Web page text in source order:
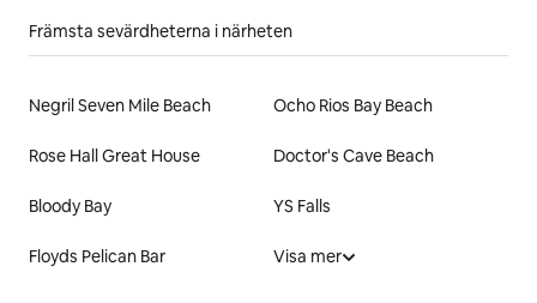
Främsta sevärdheterna i närheten
Negril Seven Mile Beach Ocho Rios Bay Beach
Rose Hall Great House Doctor's Cave Beach
Bloody Bay YS Falls
Floyds Pelican Bar Visa mer